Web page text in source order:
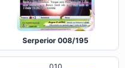
Serperior 008/195